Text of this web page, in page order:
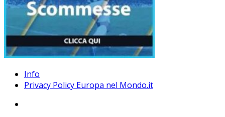
Info
Privacy Policy Europa nel Mondo.it